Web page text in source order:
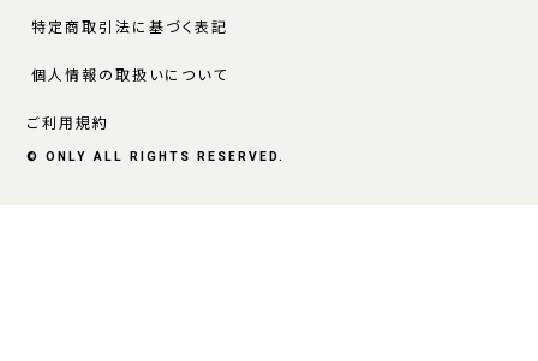
特定商取引法に基づく表記
個人情報の取扱いについて
ご利用規約
© ONLY ALL RIGHTS RESERVED.